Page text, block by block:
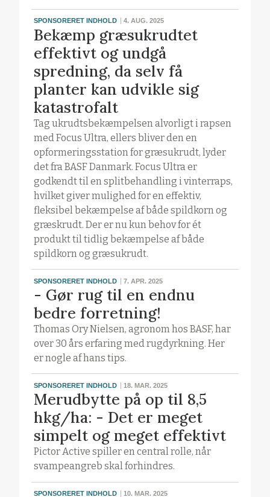
SPONSORERET INDHOLD 4. AUG. 2025
Bekæmp græsukrudtet
effektivt og undgå
spredning, da selv få
planter kan udvikle sig
katastrofalt
Tag ukrudtsbekæmpelsen alvorligt i rapsen
med Focus Ultra, ellers bliver den en
opformeringsstation for græsukrudt, lyder
det fra BASF Danmark. Focus Ultra er
godkendt til en splitbehandling i vinterraps,
hvilket giver mulighed for en effektiv,
fleksibel bekæmpelse af både spildkorn og
græskrudt. Der er nu kun behov for ét
produkt til tidlig bekæmpelse af både
spildkorn og græsukrudt.
SPONSORERET INDHOLD 7. APR. 2025
- Gør rug til en endnu
bedre forretning!
Thomas Ory Nielsen, agronom hos BASF, har
over 30 års erfaring med rugdyrkning. Her
er nogle af hans tips.
SPONSORERET INDHOLD 18. MAR. 2025
Merudbytte på op til 8,5
hkg/ha: - Det er meget
simpelt og meget effektivt
Pictor Active spiller en central rolle, når
svampeangreb skal forhindres.
SPONSORERET INDHOLD 10. MAR. 2025